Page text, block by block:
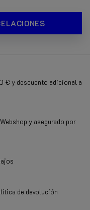
€ y descuento adicional a
y asegurado por
de devolución